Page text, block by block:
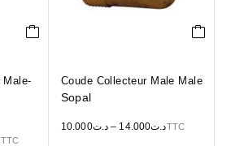
Male-
TTC
Coude Collecteur Male Male
Sopal
د.ت10.000 – د.ت14.000 TTC